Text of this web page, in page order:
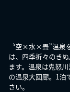
〝空×水×畳”温泉
は、四季折々のき
ます。温泉は鬼怒
の温泉大回廊。1泊
さい。